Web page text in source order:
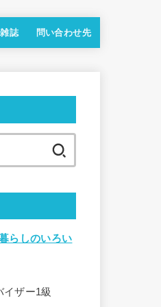
誌 問い合わせ先
らしのいろい
イザー1級